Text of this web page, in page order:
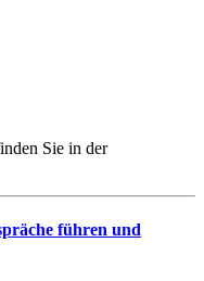
Sie in der
führen und